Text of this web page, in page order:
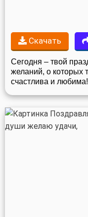
Скачать
Сегодня – твой
желаний, о которых
счастлива и любима!